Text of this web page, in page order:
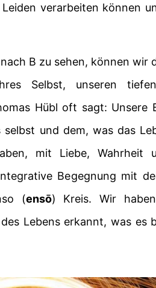
verarbeiten können
B zu sehen, können wir
Selbst, unseren
Hübl oft sagt: Unsere
und dem, was das
mit Liebe, Wahrheit
Begegnung mit
(ensō) Kreis. Wir
Lebens erkannt, was es